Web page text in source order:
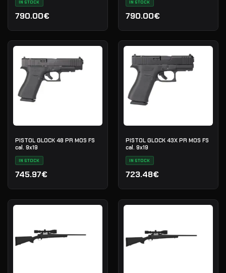
IN STOCK
790.00€
IN STOCK
790.00€
PISTOL GLOCK 48 PR MOS FS
cal. 9x19
IN STOCK
745.97€
PISTOL GLOCK 43X PR MOS FS
cal. 9x19
IN STOCK
723.48€